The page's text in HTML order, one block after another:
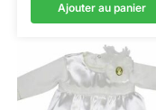
Ajouter au panier